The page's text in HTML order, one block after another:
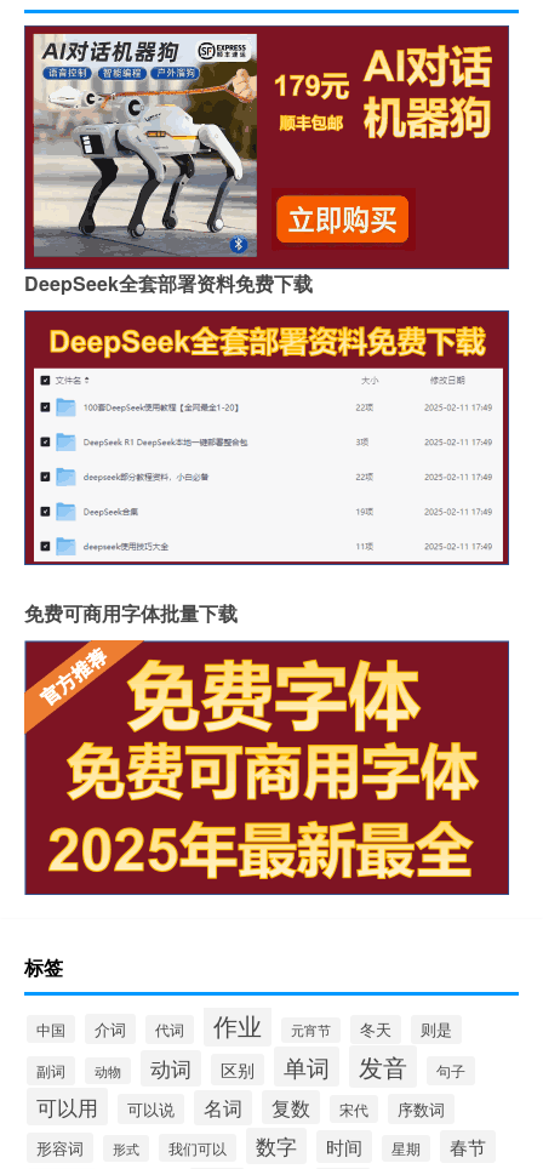
DeepSeek全套部署资料免费下载
免费可商用字体批量下载
标签
中国 介词 代词 作业 元宵节 冬天
则是
副词
动物 动词 区别 单词 发音 句子
可以用 可以说 名词 复数 宋代
序数词
形容词
形式 我们可以 数字 时间 星期 春节